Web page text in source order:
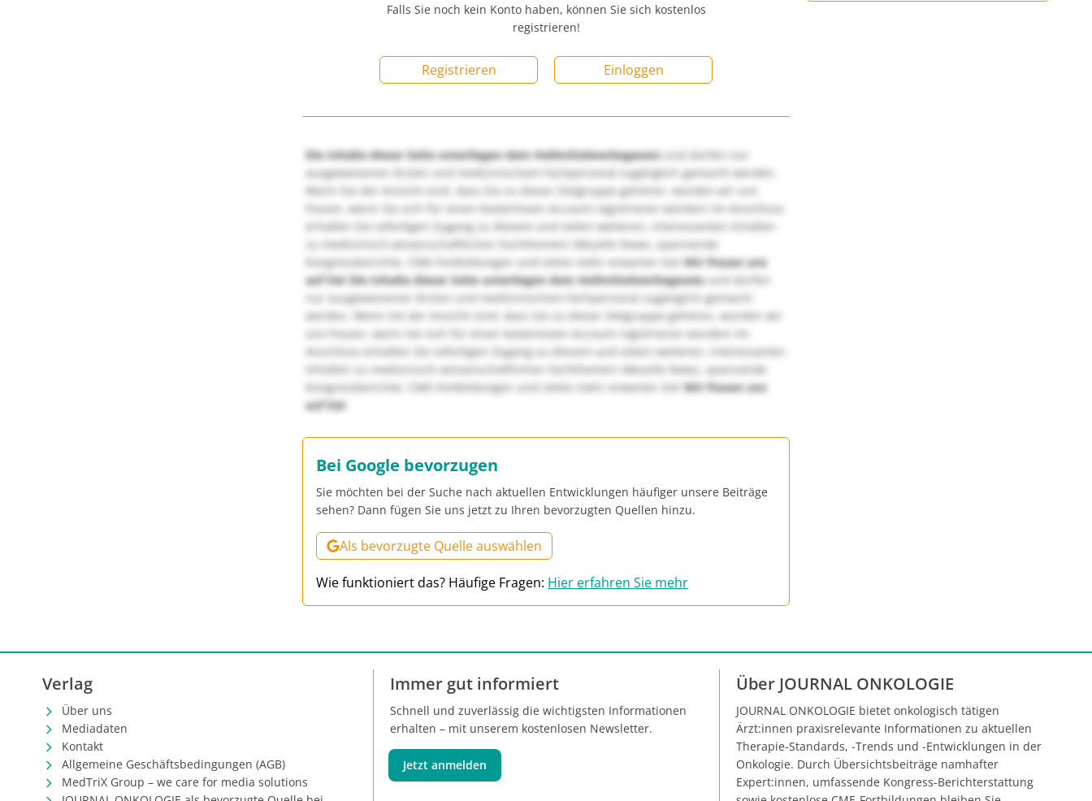
Falls Sie noch kein Konto haben, können Sie sich kostenlos
registrieren!
Registrieren Einloggen
Die Inhalte dieser Seite unterliegen dem Heilmittelwerbegesetzund dürfen nur
ausgewiesenen Ärzten und medizinischem Fachpersonal zugänglich gemacht werden.
Wenn Sie der Ansicht sind, dass Sie zu dieser Zielgruppe gehören, würden wir uns
freuen, wenn Sie sich für einen kostenlosen Account registrieren würden! Im Anschluss
erhalten Sie sofortigen Zugang zu diesem und vielen weiteren, interessanten Inhalten
zu medizinisch-wissenschaftlichen Fachthemen! Aktuelle News, spannende
Kongressberichte, CME-Fortbildungen und vieles mehr erwarten Sie!Wir freuen uns
auf Sie! Die Inhalte dieser Seite unterliegen dem Heilmittelwerbegesetzund dürfen
nur ausgewiesenen Ärzten und medizinischem Fachpersonal zugänglich gemacht
werden. Wenn Sie der Ansicht sind, dass Sie zu dieser Zielgruppe gehören, würden wir
uns freuen, wenn Sie sich für einen kostenlosen Account registrieren würden! Im
Anschluss erhalten Sie sofortigen Zugang zu diesem und vielen weiteren, interessanten
Inhalten zu medizinisch-wissenschaftlichen Fachthemen! Aktuelle News, spannende
Kongressberichte, CME-Fortbildungen und vieles mehr erwarten Sie! Wir freuen uns
auf Sie!
Bei Google bevorzugen
Sie möchten bei der Suche nach aktuellen Entwicklungen häufiger unsere Beiträge
sehen? Dann fügen Sie uns jetzt zu Ihren bevorzugten Quellen hinzu.
Als bevorzugte Quelle auswählen
Wie funktioniert das? Häufige Fragen: Hier erfahren Sie mehr
Verlag
Über uns
Mediadaten
Kontakt
Allgemeine Geschäftsbedingungen (AGB)
MedTriX Group – we care for media solutions
Immer gut informiert
Schnell und zuverlässig die wichtigsten Informationen
erhalten – mit unserem kostenlosen Newsletter.
Jetzt anmelden
Über JOURNAL ONKOLOGIE
JOURNAL ONKOLOGIE bietet onkologisch tätigen
Ärzt:innen praxisrelevante Informationen zu aktuellen
Therapie-Standards, -Trends und -Entwicklungen in der
Onkologie. Durch Übersichtsbeiträge namhafter
Expert:innen, umfassende Kongress-Berichterstattung